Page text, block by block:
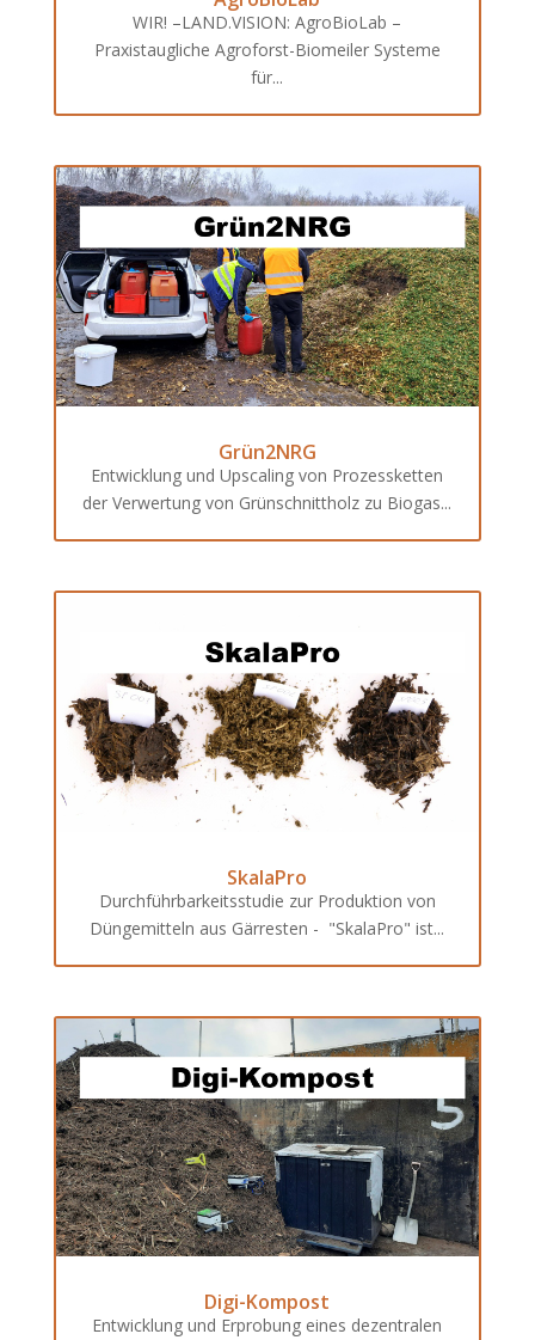
WIR! –LAND.VISION: AgroBioLab –
Praxistaugliche Agroforst-Biomeiler Systeme
für...
Grün2NRG
Entwicklung und Upscaling von Prozessketten
der Verwertung von Grünschnittholz zu Biogas...
SkalaPro
Durchführbarkeitsstudie zur Produktion von
Düngemitteln aus Gärresten - "SkalaPro" ist...
Digi-Kompost
Entwicklung und Erprobung eines dezentralen